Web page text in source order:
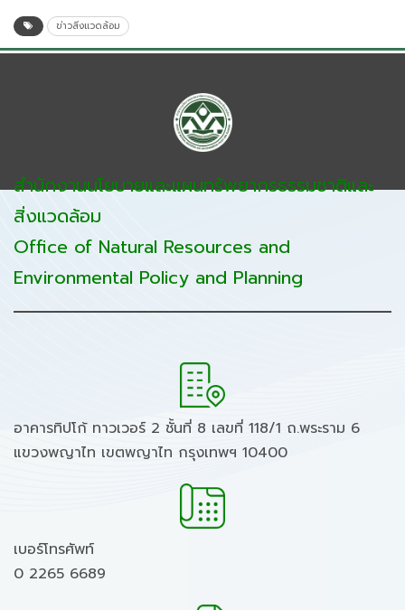
ข่าวสิ่งแวดล้อม
สำนักงานนโยบายและแผนทรัพยากรธรรมชาติและ
สิ่งแวดล้อม
Office of Natural Resources and
Environmental Policy and Planning
อาคารทิปโก้ ทาวเวอร์ 2 ชั้นที่ 8 เลขที่ 118/1 ถ.พระราม 6
แขวงพญาไท เขตพญาไท กรุงเทพฯ 10400
เบอร์โทรศัพท์
0 2265 6689